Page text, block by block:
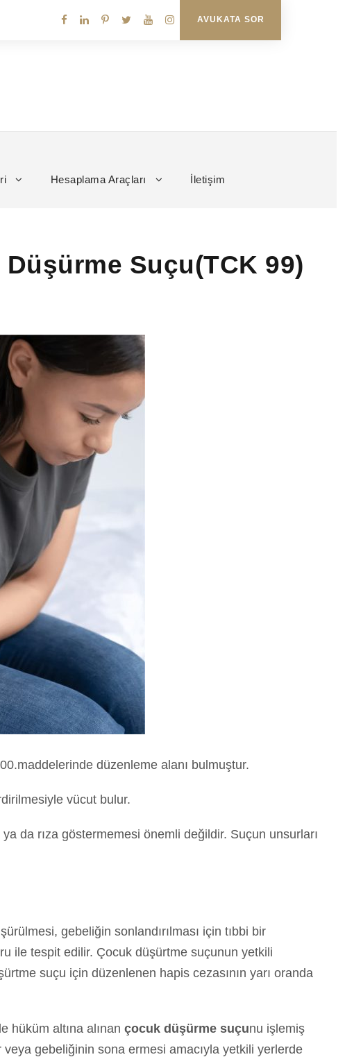
AVUKATA SOR
Hesaplama Araçları İletişim
Suçu(TCK 99)
düzenleme alanı bulmuştur.
vücut bulur.
da rıza göstermemesi önemli değildir. Suçun unsurları
gebeliğin sonlandırılması için tıbbi bir
ile tespit edilir. Çocuk düşürtme suçunun yetkili
suçu için düzenlenen hapis cezasının yarı oranda
hüküm altına alınan çocuk düşürme suçunu işlemiş
gebeliğinin sona ermesi amacıyla yetkili yerlerde